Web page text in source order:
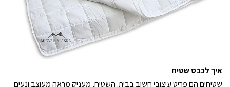
איך לכבס שטיח
שטיחים הם פריט עיצובי חשוב בבית. השטיח, מעניק מראה מעוצב ונעים